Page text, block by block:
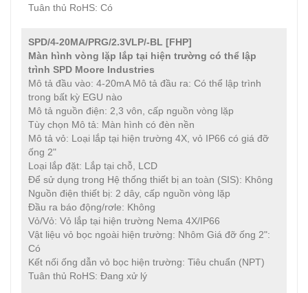
Tuân thủ RoHS: Có
SPD/4-20MA/PRG/2.3VLP/-BL [FHP]
Màn hình vòng lặp lắp tại hiện trường có thể lập
trình SPD Moore Industries
Mô tả đầu vào: 4-20mA Mô tả đầu ra: Có thể lập trình
trong bất kỳ EGU nào
Mô tả nguồn điện: 2,3 vôn, cấp nguồn vòng lặp
Tùy chọn Mô tả: Màn hình có đèn nền
Mô tả vỏ: Loại lắp tại hiện trường 4X, vỏ IP66 có giá đỡ
ống 2"
Loại lắp đặt: Lắp tại chỗ, LCD
Để sử dụng trong Hệ thống thiết bị an toàn (SIS): Không
Nguồn điện thiết bị: 2 dây, cấp nguồn vòng lặp
Đầu ra báo động/rơle: Không
Vỏ/Vỏ: Vỏ lắp tại hiện trường Nema 4X/IP66
Vật liệu vỏ bọc ngoài hiện trường: Nhôm Giá đỡ ống 2":
Có
Kết nối ống dẫn vỏ bọc hiện trường: Tiêu chuẩn (NPT)
Tuân thủ RoHS: Đang xử lý